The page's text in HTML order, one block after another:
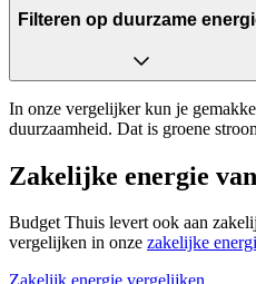
Filteren op duurzame
In onze vergelijker kun je
duurzaamheid. Dat is groene
Zakelijke energie
Budget Thuis levert ook aan
vergelijken in onze zakelijke